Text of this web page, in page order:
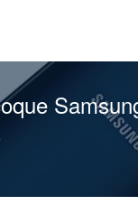
–
informatiques toutes
Particulier